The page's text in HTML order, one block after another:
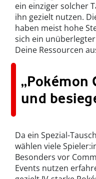
ein einziger solcher
ihn gezielt nutzen.
haben meist hohe
sich ein
Deine Ressourcen
„Pokémon
und
Da ein Spezial-
wählen viele
Besonders vor
Events nutzen